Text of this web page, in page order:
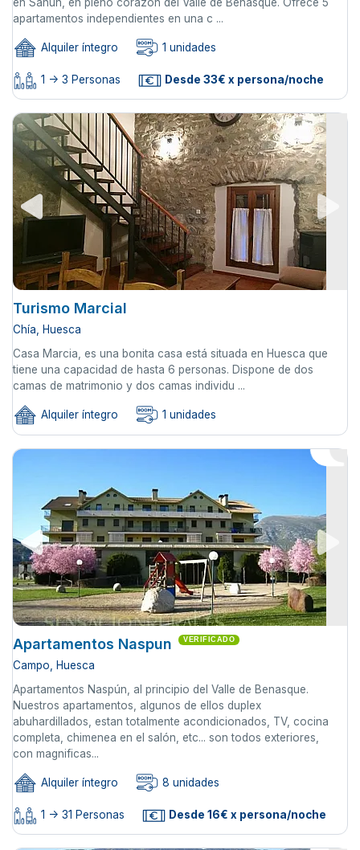
apartamentos independientes en una c ...
Alquiler íntegro 1 unidades
1 -> 3 Personas Desde 33€ x persona/noche
Turismo Marcial
Chía, Huesca
Casa Marcia, es una bonita casa está situada en Huesca que
tiene una capacidad de hasta 6 personas. Dispone de dos
camas de matrimonio y dos camas individu ...
Alquiler íntegro 1 unidades
Apartamentos Naspun VERIFICADO
Campo, Huesca
Apartamentos Naspún, al principio del Valle de Benasque.
Nuestros apartamentos, algunos de ellos duplex
abuhardillados, estan totalmente acondicionados, TV, cocina
completa, chimenea en el salón, etc... son todos exteriores,
con magnificas...
Alquiler íntegro 8 unidades
1 -> 31 Personas Desde 16€ x persona/noche